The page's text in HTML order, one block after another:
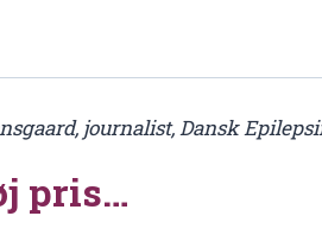
journalist, Dansk
pris…